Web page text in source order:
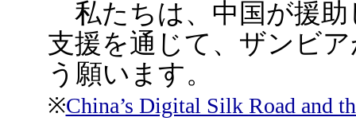
私たちは、中国が援助
支援を通じて、ザンビ
う願います。
※China’s Digital Silk Road and